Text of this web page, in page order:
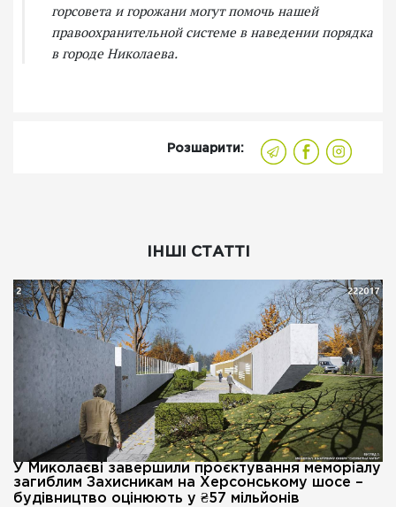
горсовета и горожани могут помочь нашей
правоохранительной системе в наведении порядка
в городе Николаева.
Розшарити:
ІНШІ СТАТТІ
У Миколаєві завершили проєктування меморіалу
загиблим Захисникам на Херсонському шосе –
будівництво оцінюють у ₴57 мільйонів